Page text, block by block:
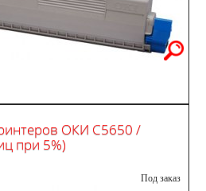
ОКИ С5650 /
при 5%)
Под заказ